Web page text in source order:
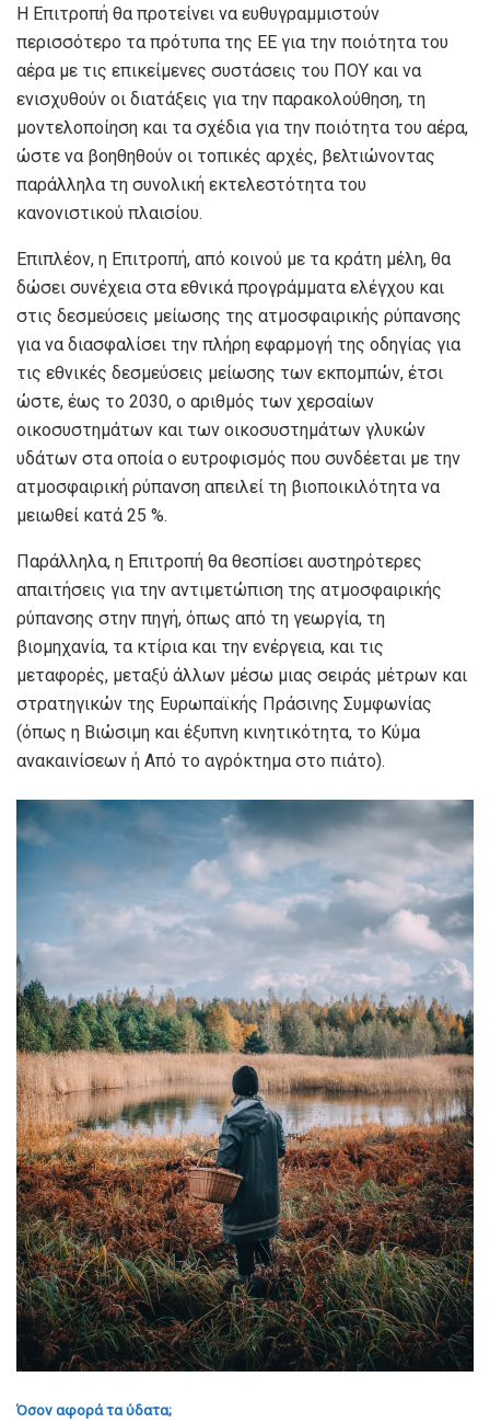
Η Επιτροπή θα προτείνει να ευθυγραμμιστούν
περισσότερο τα πρότυπα της ΕΕ για την ποιότητα του
αέρα με τις επικείμενες συστάσεις του ΠΟΥ και να
ενισχυθούν οι διατάξεις για την παρακολούθηση, τη
μοντελοποίηση και τα σχέδια για την ποιότητα του αέρα,
ώστε να βοηθηθούν οι τοπικές αρχές, βελτιώνοντας
παράλληλα τη συνολική εκτελεστότητα του
κανονιστικού πλαισίου.
Επιπλέον, η Επιτροπή, από κοινού με τα κράτη μέλη, θα
δώσει συνέχεια στα εθνικά προγράμματα ελέγχου και
στις δεσμεύσεις μείωσης της ατμοσφαιρικής ρύπανσης
για να διασφαλίσει την πλήρη εφαρμογή της οδηγίας για
τις εθνικές δεσμεύσεις μείωσης των εκπομπών, έτσι
ώστε, έως το 2030, ο αριθμός των χερσαίων
οικοσυστημάτων και των οικοσυστημάτων γλυκών
υδάτων στα οποία ο ευτροφισμός που συνδέεται με την
ατμοσφαιρική ρύπανση απειλεί τη βιοποικιλότητα να
μειωθεί κατά 25 %.
Παράλληλα, η Επιτροπή θα θεσπίσει αυστηρότερες
απαιτήσεις για την αντιμετώπιση της ατμοσφαιρικής
ρύπανσης στην πηγή, όπως από τη γεωργία, τη
βιομηχανία, τα κτίρια και την ενέργεια, και τις
μεταφορές, μεταξύ άλλων μέσω μιας σειράς μέτρων και
στρατηγικών της Ευρωπαϊκής Πράσινης Συμφωνίας
(όπως η Βιώσιμη και έξυπνη κινητικότητα, το Κύμα
ανακαινίσεων ή Από το αγρόκτημα στο πιάτο).
Όσον αφορά τα ύδατα;